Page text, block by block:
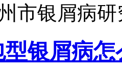
市银屑病
银屑病怎